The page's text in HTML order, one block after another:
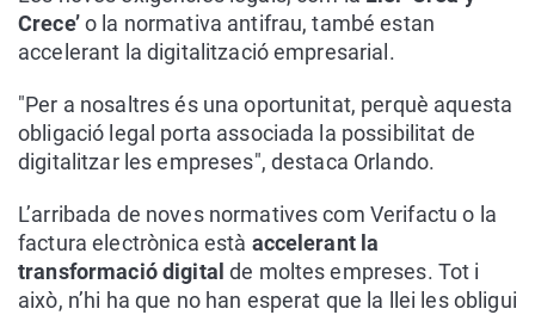
Crece’o la normativa antifrau, també estan
accelerant la digitalització empresarial.
"Per a nosaltres és una oportunitat, perquè aquesta
obligació legal porta associada la possibilitat de
digitalitzar les empreses", destaca Orlando.
L’arribada de noves normatives com Verifactu o la
factura electrònica està accelerant la
transformació digital de moltes empreses. Tot i
això, n’hi ha que no han esperat que la llei les obligui